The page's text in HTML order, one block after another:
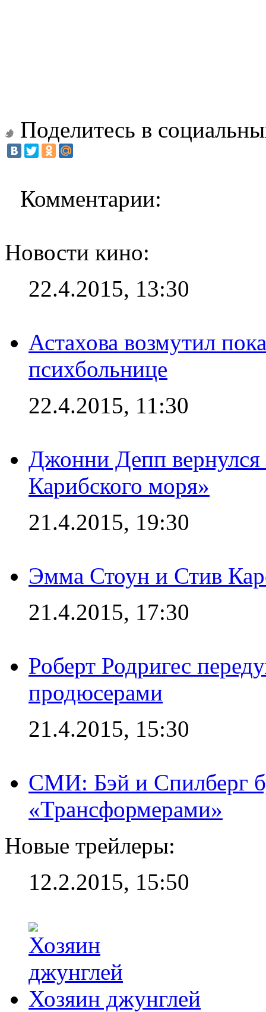
Поделитесь в
Комментарии:
Новости кино:
22.4.2015, 13:30
Астахова возмутил
психбольнице
22.4.2015, 11:30
Джонни Депп
Карибского моря»
21.4.2015, 19:30
Эмма Стоун и Стив
21.4.2015, 17:30
Роберт Родригес
продюсерами
21.4.2015, 15:30
СМИ: Бэй и Спилберг
«Трансформерами»
Новые трейлеры:
12.2.2015, 15:50
Хозяин джунглей